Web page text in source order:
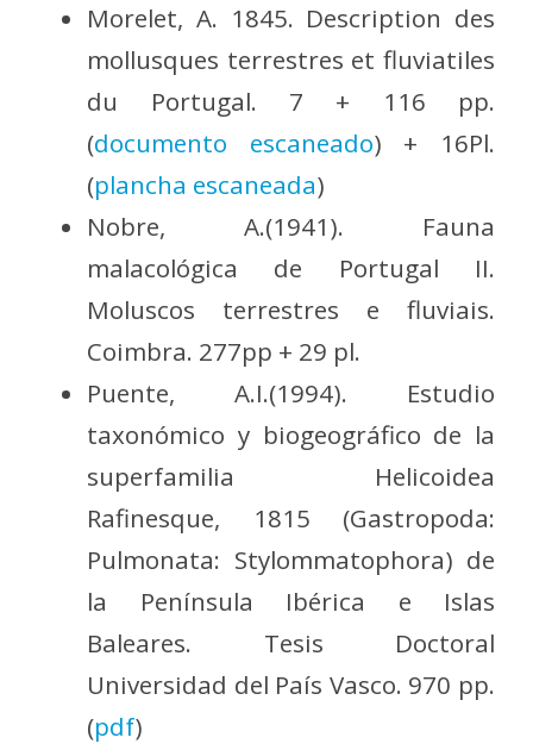
Morelet, A. 1845. Description des
mollusques terrestres et fluviatiles
du Portugal. 7 + 116 pp.
(documento escaneado) + 16Pl.
(plancha escaneada)
Nobre, A.(1941). Fauna
malacológica de Portugal II.
Moluscos terrestres e fluviais.
Coimbra. 277pp + 29 pl.
Puente, A.I.(1994). Estudio
taxonómico y biogeográfico de la
superfamilia Helicoidea
Rafinesque, 1815 (Gastropoda:
Pulmonata: Stylommatophora) de
la Península Ibérica e Islas
Baleares. Tesis Doctoral
Universidad del País Vasco. 970 pp.
(pdf)